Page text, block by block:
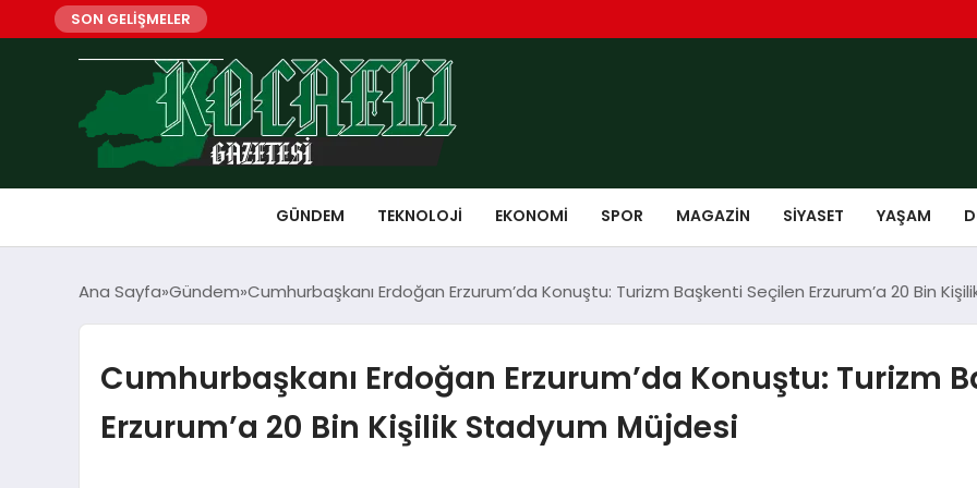
SON GELİŞMELER
GÜNDEM TEKNOLOJI EKONOMI SPOR MAGAZIN SIYASET YAŞAM
Ana Sayfa Gündem Cumhurbaşkanı Erdoğan Erzurum’da Konuştu: Turizm Başkenti Seçilen Erzurum’a 20 Bin
Cumhurbaşkanı Erdoğan Erzurum’da Konuştu: Turizm
Erzurum’a 20 Bin Kişilik Stadyum Müjdesi